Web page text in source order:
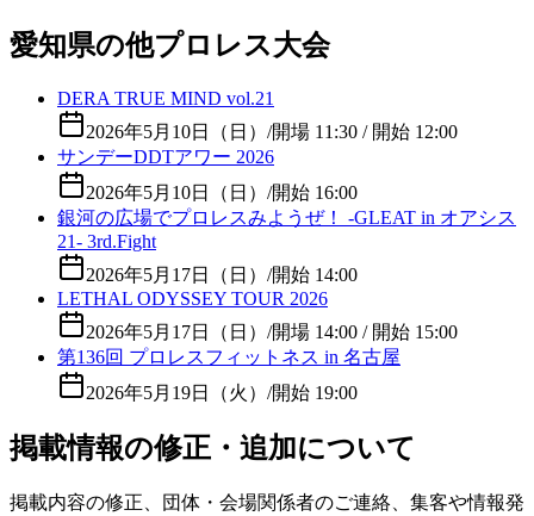
愛知県の他プロレス大会
DERA TRUE MIND vol.21
2026年5月10日（日） /開場 11:30 / 開始 12:00
サンデーDDTアワー 2026
2026年5月10日（日） /開始 16:00
銀河の広場でプロレスみようぜ！ -GLEAT in オアシス
21- 3rd.Fight
2026年5月17日（日） /開始 14:00
LETHAL ODYSSEY TOUR 2026
2026年5月17日（日） /開場 14:00 / 開始 15:00
第136回 プロレスフィットネス in 名古屋
2026年5月19日（火） /開始 19:00
掲載情報の修正・追加について
掲載内容の修正、団体・会場関係者のご連絡、集客や情報発